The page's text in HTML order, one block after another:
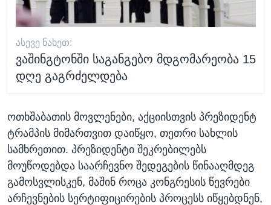
ᲐᲡᲔᲕᲔ ᲜᲐᲮᲔᲗ:
ვაშინგტონში საგანგებო მდგომარეობა 15
დღე გაგრძელდება
ოთხშაბათის მოვლენები, აქციისთვის პრეზიდენტ
ტრამპის მიმართვით დაიწყო, თეთრი სახლის
სამხრეთით. პრეზიდენტი შეკრებილებს
მოუწოდებდა საარჩევნო შედეგების წინააღმდეგ
გამოსვლისკენ, მაშინ როცა კონგრესის წევრები
არჩევნების სერტიფიცირების პროცესს იწყებდნენ,